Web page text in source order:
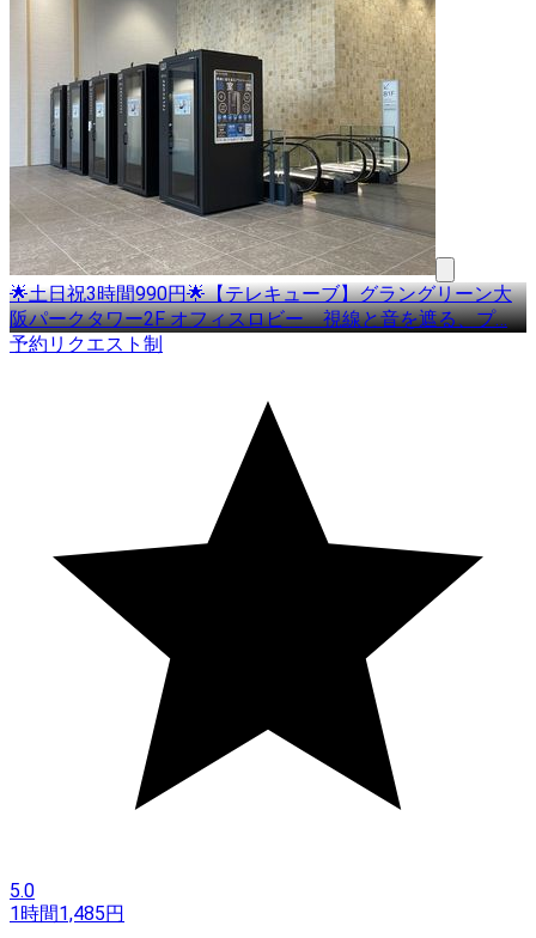
🌟土日祝3時間990円🌟【テレキューブ】グラングリーン大
阪パークタワー2F オフィスロビー 視線と音を遮る、プ…
予約リクエスト制
5.0
1時間1,485円